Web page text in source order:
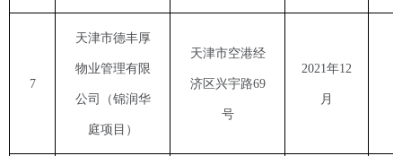
7
天津市德丰厚
物业管理有限
公司（锦润华
庭项目）
天津市空港经
济区兴宇路69
号
2021 年12
月